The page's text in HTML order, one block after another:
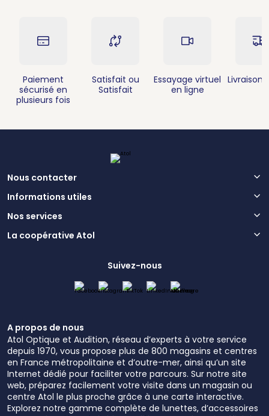
Paiement
sécurisé en
plusieurs fois
Satisfait ou
Satisfait
Essayage virtuel
en ligne
Livraison
Nous contacter
Informations utiles
Nos services
La coopérative Atol
Suivez-nous
A propos de nous
Atol Optique et Audition, réseau d’experts à votre service
depuis 1970, vous propose plus de 800 magasins et centres
en France métropolitaine et d’outre-mer, ainsi qu’un site
Internet dédié pour faciliter votre parcours. Sur notre site
web, préparez facilement votre visite dans un magasin ou
centre Atol le plus proche grâce à une carte interactive.
Explorez notre gamme complète de lunettes, d’accessoires